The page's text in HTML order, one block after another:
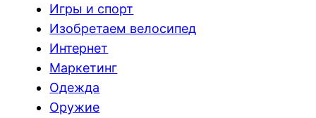
Игры и спорт
Изобретаем велосипед
Интернет
Маркетинг
Одежда
Оружие